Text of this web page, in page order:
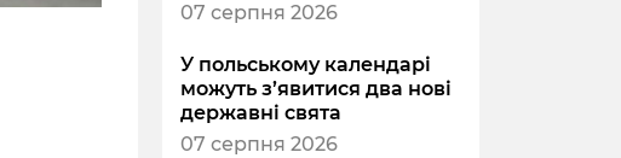
07 серпня 2026
У польському календарі
можуть з’явитися два нові
державні свята
07 серпня 2026